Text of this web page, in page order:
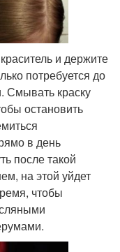
и держите
потребуется до
Смывать краску
остановить
в день
после такой
на этой уйдет
чтобы